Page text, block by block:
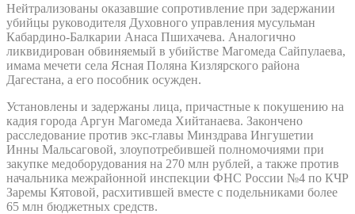
Нейтрализованы оказавшие сопротивление при задержании
убийцы руководителя Духовного управления мусульман
Кабардино-Балкарии Анаса Пшихачева. Аналогично
ликвидирован обвиняемый в убийстве Магомеда Сайпулаева,
имама мечети села Ясная Поляна Кизлярского района
Дагестана, а его пособник осужден.
Установлены и задержаны лица, причастные к покушению на
кадия города Аргун Магомеда Хийтанаева. Закончено
расследование против экс-главы Минздрава Ингушетии
Инны Мальсаговой, злоупотребившей полномочиями при
закупке медоборудования на 270 млн рублей, а также против
начальника межрайонной инспекции ФНС России №4 по КЧР
Заремы Кятовой, расхитившей вместе с подельниками более
65 млн бюджетных средств.